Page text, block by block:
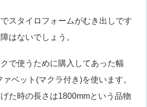
スタイロフォームがむき出しです
はないでしょう。
で使うために購入してあった幅
ベット(マクラ付き)を使います。
た時の長さは1800mmという品物